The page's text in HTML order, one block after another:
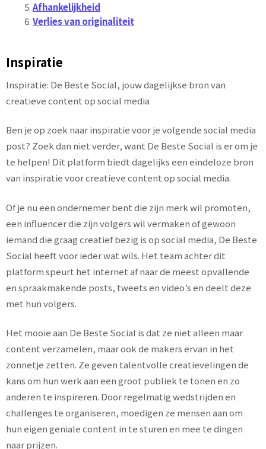
Afhankelijkheid
Verlies van originaliteit
Inspiratie
Inspiratie: De Beste Social, jouw dagelijkse bron van
creatieve content op social media
Ben je op zoek naar inspiratie voor je volgende social media
post? Zoek dan niet verder, want De Beste Social is er om je
te helpen! Dit platform biedt dagelijks een eindeloze bron
van inspiratie voor creatieve content op social media.
Of je nu een ondernemer bent die zijn merk wil promoten,
een influencer die zijn volgers wil vermaken of gewoon
iemand die graag creatief bezig is op social media, De Beste
Social heeft voor ieder wat wils. Het team achter dit
platform speurt het internet af naar de meest opvallende
en spraakmakende posts, tweets en video’s en deelt deze
met hun volgers.
Het mooie aan De Beste Social is dat ze niet alleen maar
content verzamelen, maar ook de makers ervan in het
zonnetje zetten. Ze geven talentvolle creatievelingen de
kans om hun werk aan een groot publiek te tonen en zo
anderen te inspireren. Door regelmatig wedstrijden en
challenges te organiseren, moedigen ze mensen aan om
hun eigen geniale content in te sturen en mee te dingen
naar prijzen.